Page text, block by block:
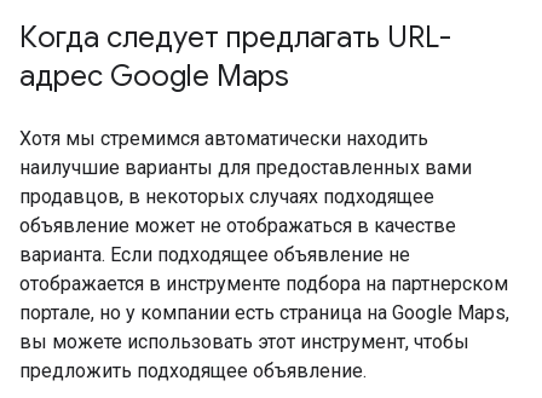
Когда следует предлагать URL-
адрес Google Maps
Хотя мы стремимся автоматически находить
наилучшие варианты для предоставленных вами
продавцов, в некоторых случаях подходящее
объявление может не отображаться в качестве
варианта. Если подходящее объявление не
отображается в инструменте подбора на партнерском
портале, но у компании есть страница на Google Maps,
вы можете использовать этот инструмент, чтобы
предложить подходящее объявление.